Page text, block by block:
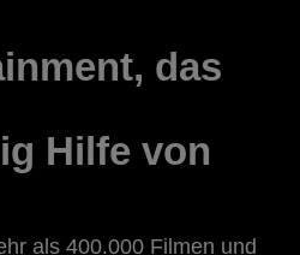
das
Hilfe von
als 400.000 Filmen und